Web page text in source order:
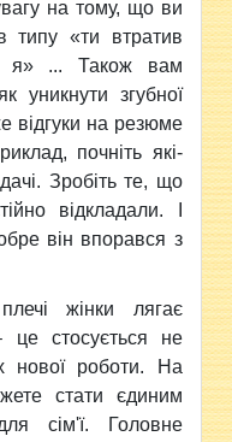
на тому, що ви
типу «ти втратив
я» ... Також вам
уникнути згубної
відгуки на резюме
почніть які-
Зробіть те, що
відкладали. І
він впорався з
жінки лягає
це стосується не
нової роботи. На
стати єдиним
сім'ї. Головне